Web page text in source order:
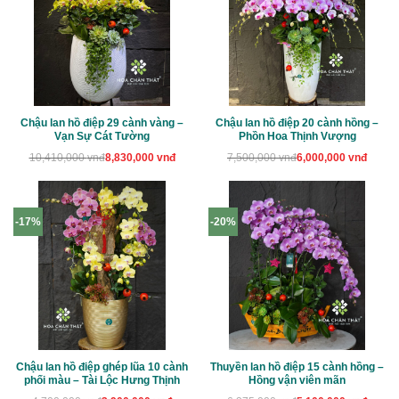
Chậu lan hồ điệp 29 cành vàng –
Vạn Sự Cát Tường
10,410,000vnđGiá
là:
10,410,000 vnđ.
8,830,000 vnđ
Giá
tại
là:
8,830,000 vnđ.
Chậu lan hồ điệp 20 cành hồng –
Phồn Hoa Thịnh Vượng
7,500,000vnđGiá
là:
6,000,000 vnđ
Giá
tại
6,000,000 vnđ.
-17%
Chậu lan hồ điệp ghép lũa 10 cành
phối màu – Tài Lộc Hưng Thịnh
-20%
Thuyền lan hồ điệp 15 cành hồng –
Hồng vận viên mãn